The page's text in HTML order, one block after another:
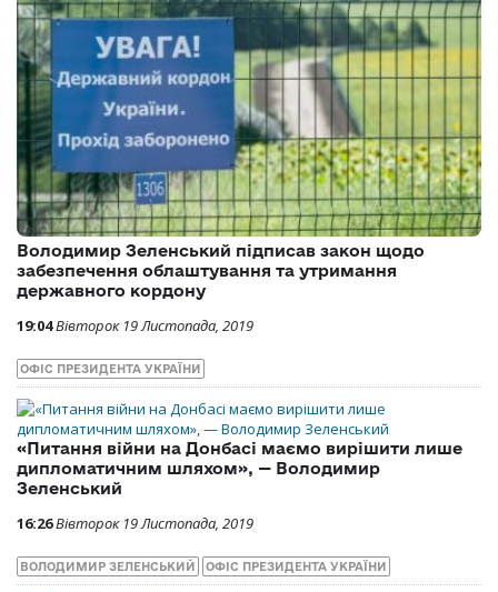
Володимир Зеленський підписав закон щодо
забезпечення облаштування та утримання
державного кордону
19:04Вівторок 19 Листопада, 2019
ОФІС ПРЕЗИДЕНТА УКРАЇНИ
«Питання війни на Донбасі маємо вирішити лише
дипломатичним шляхом», — Володимир
Зеленський
16:26Вівторок 19 Листопада, 2019
ВОЛОДИМИР ЗЕЛЕНСЬКИЙ ОФІС ПРЕЗИДЕНТА УКРАЇНИ